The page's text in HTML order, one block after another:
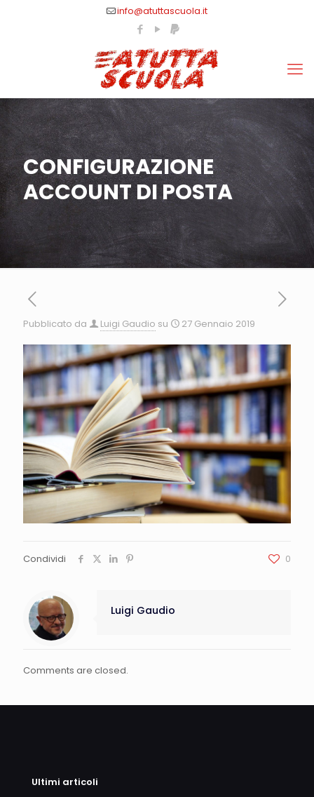
info@atuttascuola.it
CONFIGURAZIONE
ACCOUNT DI POSTA
Pubblicato da Luigi Gaudio su 27 Gennaio 2019
Condividi 0
Luigi Gaudio
Comments are closed.
Ultimi articoli